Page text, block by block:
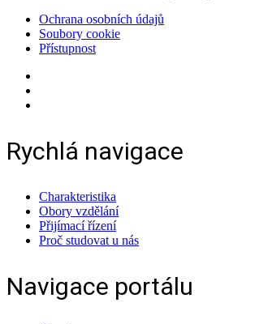
Ochrana osobních údajů
Soubory cookie
Přístupnost
Rychlá navigace
Charakteristika
Obory vzdělání
Přijímací řízení
Proč studovat u nás
Navigace portálu